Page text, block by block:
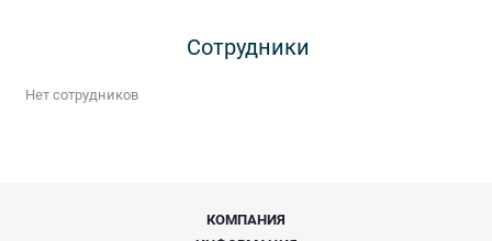
Сотрудники
Нет сотрудников
КОМПАНИЯ